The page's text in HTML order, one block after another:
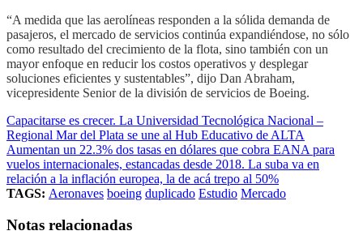
“A medida que las aerolíneas responden a la sólida demanda de
pasajeros, el mercado de servicios continúa expandiéndose, no sólo
como resultado del crecimiento de la flota, sino también con un
mayor enfoque en reducir los costos operativos y desplegar
soluciones eficientes y sustentables”, dijo Dan Abraham,
vicepresidente Senior de la división de servicios de Boeing.
Capacitarse es crecer. La Universidad Tecnológica Nacional –
Regional Mar del Plata se une al Hub Educativo de ALTA
Aumentan un 22.3% dos tasas en dólares que cobra EANA para
vuelos internacionales, estancadas desde 2018. La suba va en
relación a la inflación europea, la de acá trepo al 50%
TAGS: Aeronaves boeing duplicado Estudio Mercado
Notas relacionadas